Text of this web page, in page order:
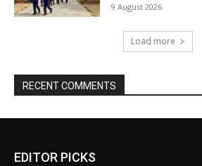
9 August 2026
Load more
RECENT COMMENTS
EDITOR PICKS